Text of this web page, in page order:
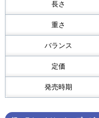
長さ
重さ
バランス
定価
発売時期